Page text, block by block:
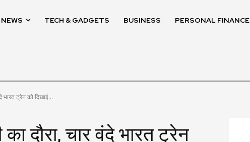
TECH & GADGETS BUSINESS PERSONAL FINANCE
भारत ट्रेन को दिखाई...
का दौरा, चार वंदे भारत ट्रेन